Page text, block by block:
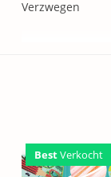
Verzwegen
BestVerkocht